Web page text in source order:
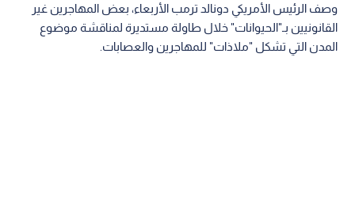
وصف الرئيس الأمريكي دونالد ترمب الأربعاء، بعض المهاجرين غير
القانونيين بـ"الحيوانات" خلال طاولة مستديرة لمناقشة موضوع
المدن التي تشكل "ملاذات" للمهاجرين والعصابات.